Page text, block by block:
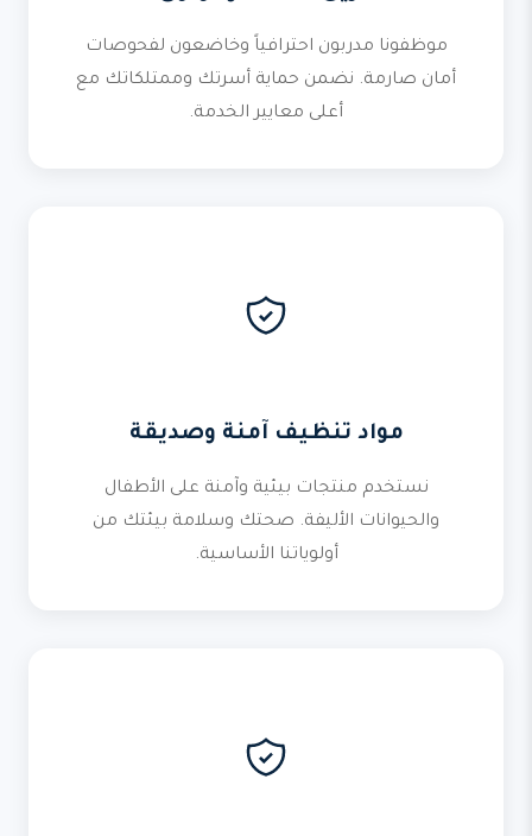
موظفونا مدربون احترافياً وخاضعون لفحوصات
أمان صارمة. نضمن حماية أسرتك وممتلكاتك مع
أعلى معايير الخدمة.
مواد تنظيف آمنة وصديقة
نستخدم منتجات بيئية وآمنة على الأطفال
والحيوانات الأليفة. صحتك وسلامة بيئتك من
أولوياتنا الأساسية.